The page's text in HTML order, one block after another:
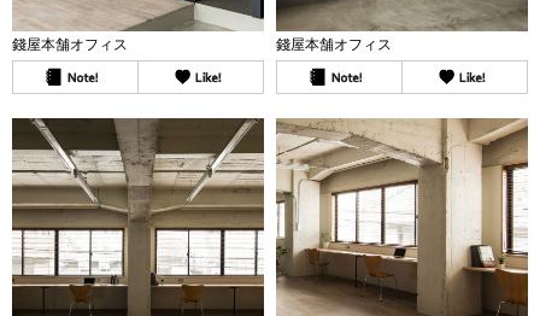
錢屋本舗オフィス 錢屋本舗オフィス